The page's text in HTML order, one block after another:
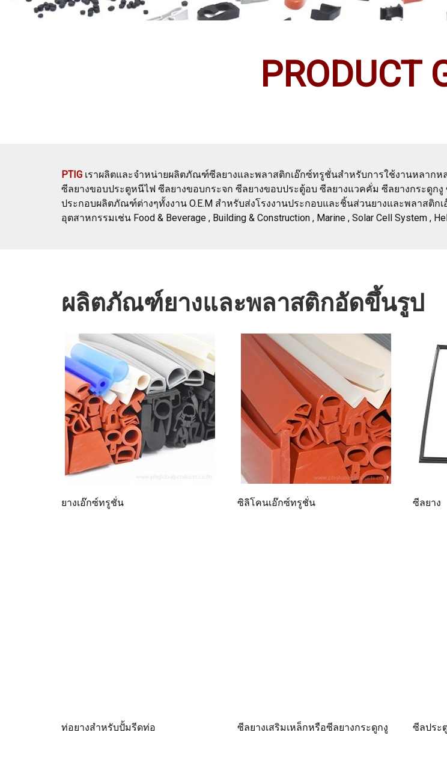
PRODUCT
PTIG เราผลิตและจำหน่ายผลิตภัณฑ์ซีลยางและพลาสติกเอ๊กซ์ทรูชั่นสำหรับการใช้งานหลาก
ซีลยางขอบประตูหนีไฟ ซีลยางขอบกระจก ซีลยางขอบประตู้อบ ซีลยางแวคคั่ม ซีลยางกระดูก
ประกอบผลิตภัณฑ์ต่างๆทั้งงาน O.E.M สำหรับส่งโรงงานประกอบและชิ้นส่วนยางและพลาสติ
อุตสาหกรรมเช่น Food & Beverage , Building & Construction , Marine , Solar Cell System ,
ผลิตภัณฑ์ยางและพลาสติกอัดขึ้นรูป
ยางเอ๊กซ์ทรูชั่น ซิลิโคนเอ๊กซ์ทรูชั่น ซีลยาง
ท่อยางสำหรับปั้มรีดท่อ ซีลยางเสริมเหล็กหรือซีลยางกระดูกงู ซีลประ